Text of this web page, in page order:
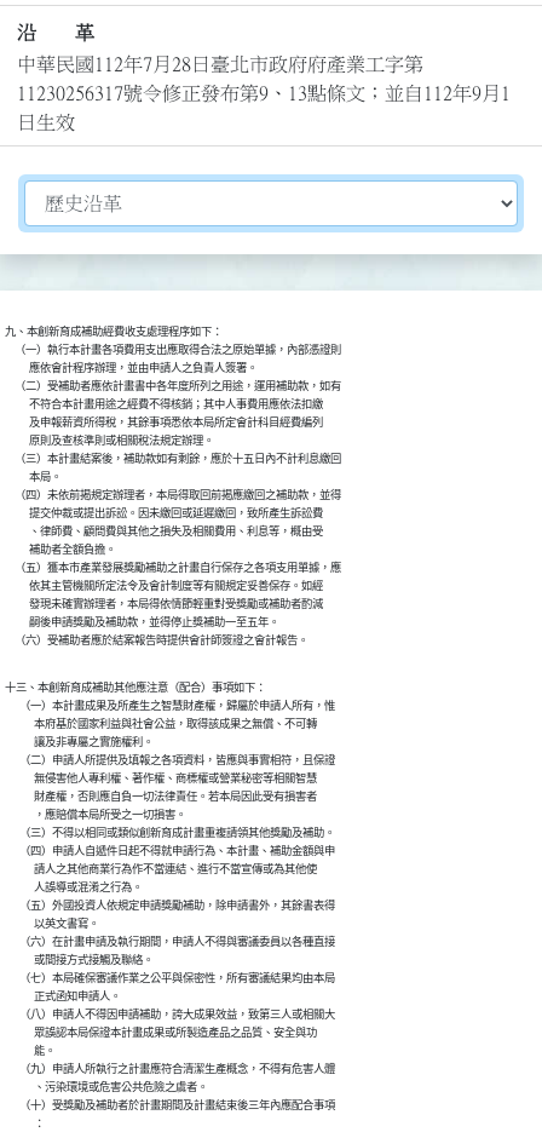
沿 革
中華民國112年7月28日臺北市政府府產業工字第
11230256317號令修正發布第9、13點條文；並自112年9月1
日生效
切換選擇法規資訊內容
九、本創新育成補助經費收支處理程序如下：
    （一）執行本計畫各項費用支出應取得合法之原始單據，內部憑證則
          應依會計程序辦理，並由申請人之負責人簽署。
    （二）受補助者應依計畫書中各年度所列之用途，運用補助款，如有
          不符合本計畫用途之經費不得核銷；其中人事費用應依法扣繳
          及申報薪資所得稅，其餘事項悉依本局所定會計科目經費編列
          原則及查核準則或相關稅法規定辦理。
    （三）本計畫結案後，補助款如有剩餘，應於十五日內不計利息繳回
          本局。
    （四）未依前揭規定辦理者，本局得取回前揭應繳回之補助款，並得
          提交仲裁或提出訴訟。因未繳回或延遲繳回，致所產生訴訟費
          、律師費、顧問費與其他之損失及相關費用、利息等，概由受
          補助者全額負擔。
    （五）獲本市產業發展獎勵補助之計畫自行保存之各項支用單據，應
          依其主管機關所定法令及會計制度等有關規定妥善保存。如經
          發現未確實辦理者，本局得依情節輕重對受獎勵或補助者酌減
          嗣後申請獎勵及補助款，並得停止獎補助一至五年。
    （六）受補助者應於結案報告時提供會計師簽證之會計報告。
十三、本創新育成補助其他應注意（配合）事項如下：
      （一）本計畫成果及所產生之智慧財產權，歸屬於申請人所有，惟
            本府基於國家利益與社會公益，取得該成果之無償、不可轉
            讓及非專屬之實施權利。
      （二）申請人所提供及填報之各項資料，皆應與事實相符，且保證
            無侵害他人專利權、著作權、商標權或營業秘密等相關智慧
            財產權，否則應自負一切法律責任。若本局因此受有損害者
            ，應賠償本局所受之一切損害。
      （三）不得以相同或類似創新育成計畫重複請領其他獎勵及補助。
      （四）申請人自遞件日起不得就申請行為、本計畫、補助金額與申
            請人之其他商業行為作不當連結、進行不當宣傳或為其他使
            人誤導或混淆之行為。
      （五）外國投資人依規定申請獎勵補助，除申請書外，其餘書表得
            以英文書寫。
      （六）在計畫申請及執行期間，申請人不得與審議委員以各種直接
            或間接方式接觸及聯絡。
      （七）本局確保審議作業之公平與保密性，所有審議結果均由本局
            正式函知申請人。
      （八）申請人不得因申請補助，誇大成果效益，致第三人或相關大
            眾誤認本局保證本計畫成果或所製造產品之品質、安全與功
            能。
      （九）申請人所執行之計畫應符合清潔生產概念，不得有危害人體
            、污染環境或危害公共危險之虞者。
      （十）受獎勵及補助者於計畫期間及計畫結束後三年內應配合事項
            ：